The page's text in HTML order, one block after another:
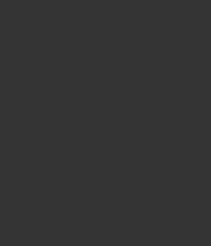
LIP JELLY プランピング